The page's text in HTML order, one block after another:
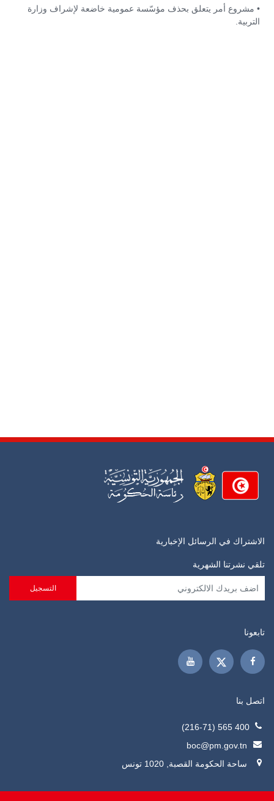
• مشروع أمر يتعلق بحذف مؤسّسة عمومية خاضعة لإشراف وزارة
التربية.
الاشتراك في الرسائل الإخبارية
تلقي نشرتنا الشهرية
تابعونا
اتصل بنا
400 565 (216-71)
boc@pm.gov.tn
ساحة الحكومة القصبة, 1020 تونس